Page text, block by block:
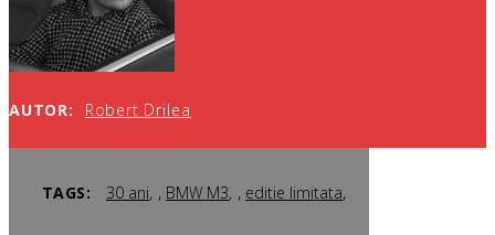
AUTOR: Robert Drilea
TAGS: 30 ani , BMW M3 , editie limitata,